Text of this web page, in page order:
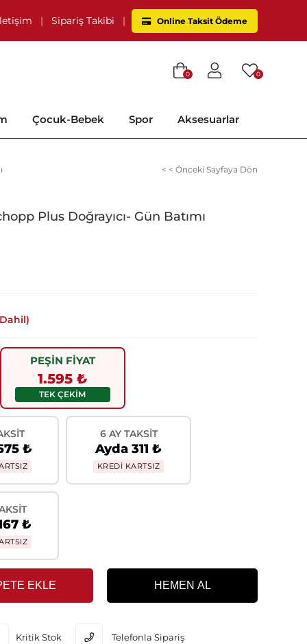
| Sipariş Takibi | Online Taksit Ödeme
0
0
Çocuk-Bebek Spor Aksesuarlar
< < Önceki Sayfaya Dön
Plus Doğrayıcı- Gün Batımı
PEŞİN FİYAT
1.595 ₺
TEK ÇEKİM
₺
6 AY TAKSIT
Ayda 311 ₺
KREDİ KARTSIZ
₺
Kritik Stok Telefonla Sipariş